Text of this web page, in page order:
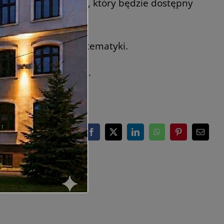
będzie test online, który będzie dostępny
nauczyciele matematyki.
Tomek Ludyga .
Facebook
X LinkedInWhatsAppPinterestEmail